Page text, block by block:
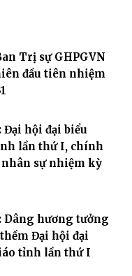
Trị sự GHPGVN
đầu tiên nhiệm
hội đại biểu
lần thứ I, chính
nhân sự nhiệm kỳ
Dâng hương tưởng
Đại hội đại
tỉnh lần thứ I